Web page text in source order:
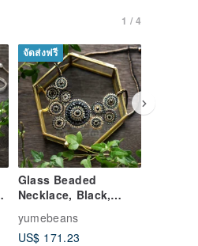
1 / 4
จัดส่งฟรี
Glass Beaded
Necklace, Black,
Chinese peony
yumebeans
US$ 171.23